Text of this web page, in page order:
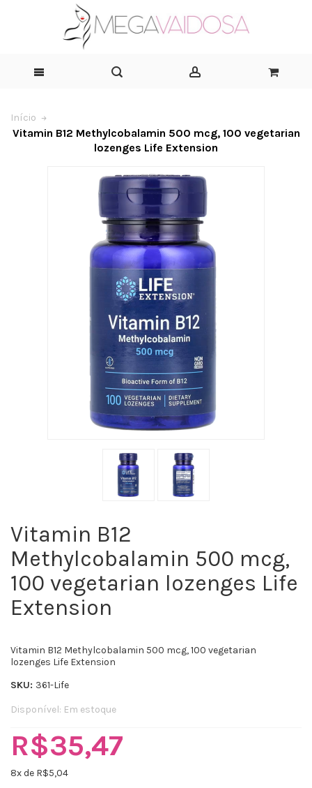
Início
Vitamin B12 Methylcobalamin 500 mcg, 100 vegetarian
lozenges Life Extension
Vitamin B12
Methylcobalamin 500 mcg,
100 vegetarian lozenges Life
Extension
Vitamin B12 Methylcobalamin 500 mcg, 100 vegetarian
lozenges Life Extension
SKU: 361-Life
Disponível: Em estoque
R$35,47
8x de R$5,04